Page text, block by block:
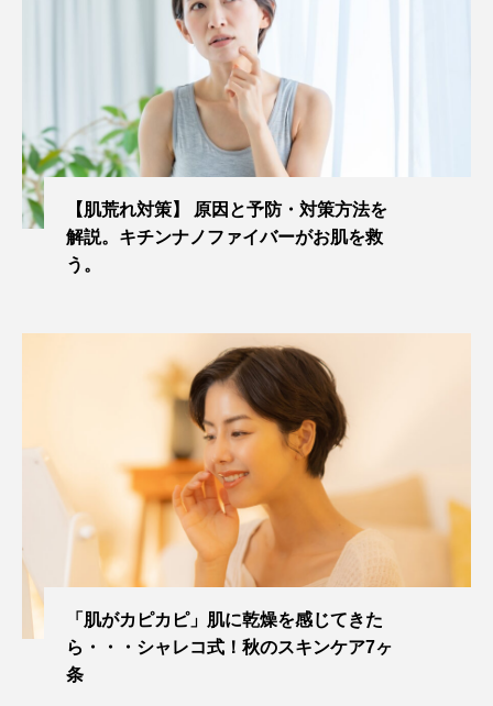
【肌荒れ対策】 原因と予防・対策方法を
解説。キチンナノファイバーがお肌を救
う。
「肌がカピカピ」肌に乾燥を感じてきた
ら・・・シャレコ式！秋のスキンケア7ヶ
条